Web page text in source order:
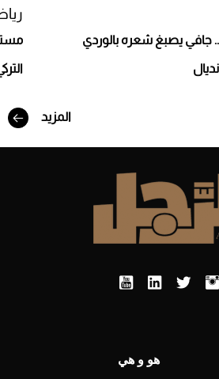
جافي يصبغ شعره بالوردي
المزيد
هو و هي